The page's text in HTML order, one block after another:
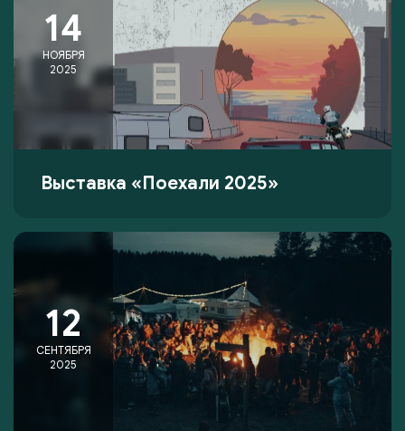
14
НОЯБРЯ
2025
Выставка «Поехали 2025»
12
СЕНТЯБРЯ
2025